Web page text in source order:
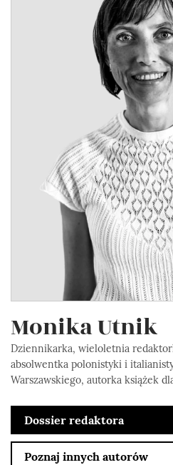
Monika Utnik
Dziennikarka, wieloletnia
absolwentka polonistyki i
Warszawskiego, autorka książek
Dossier redaktora
Poznaj innych autorów